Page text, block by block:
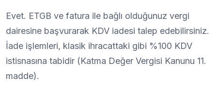
Evet. ETGB ve fatura ile bağlı olduğunuz vergi
dairesine başvurarak KDV iadesi talep edebilirsiniz.
İade işlemleri, klasik ihracattaki gibi %100 KDV
istisnasına tabidir (Katma Değer Vergisi Kanunu 11.
madde).